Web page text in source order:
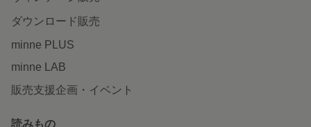
ダウンロード販売
minne PLUS
minne LAB
販売支援企画・イベント
読みもの